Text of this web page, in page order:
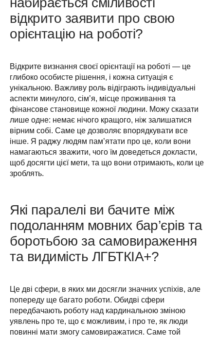
відкрито заявити про свою
орієнтацію на роботі?
Відкрите визнання своєї орієнтації на роботі — це
глибоко особисте рішення, і кожна ситуація є
унікальною. Важливу роль відіграють індивідуальні
аспекти минулого, сім’я, місце проживання та
фінансове становище кожної людини. Можу сказати
лише одне: немає нічого кращого, ніж залишатися
вірним собі. Саме це дозволяє впорядкувати все
інше. Я раджу людям пам’ятати про це, коли вони
намагаються зважити, чого їм доведеться докласти,
щоб досягти цієї мети, та що вони отримають, коли це
зроблять.
Які паралелі ви бачите між
подоланням мовних бар’єрів та
боротьбою за самовираження
та видимість ЛГБТКІА+?
Це дві сфери, в яких ми досягли значних успіхів, але
попереду ще багато роботи. Обидві сфери
передбачають роботу над кардинальною зміною
уявлень про те, що є можливим, і про те, як люди
повинні мати змогу самовиражатися. Саме той